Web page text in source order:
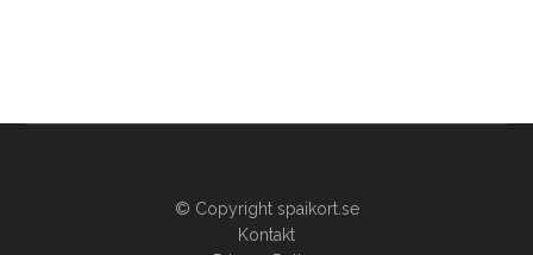
© Copyright spaikort.se
Kontakt